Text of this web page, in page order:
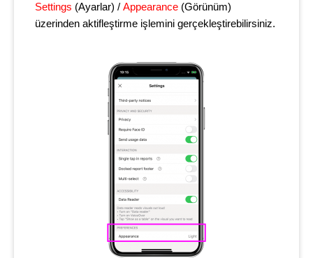
Settings (Ayarlar) / Appearance (Görünüm)
üzerinden aktifleştirme işlemini gerçekleştirebilirsiniz.